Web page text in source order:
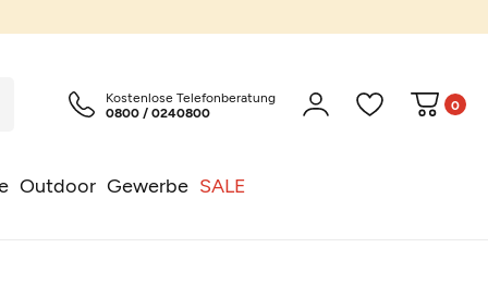
Outdoor Gewerbe SALE
Kostenlose Telefonberatung
0800 / 0240800
0